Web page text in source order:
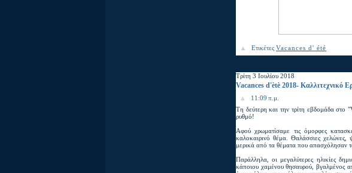
Ετικέτες Vacances d' été
Τρίτη 3 Ιουλίου 2018
Vacances d'ètè 2018- Καλλιτεχνικό
11:09 π.μ.
Τη δεύτερη και την τρίτη εβδομάδα στο
ρυθμό!
Αφού χρωματίσαμε τις όμορφες
καλοκαιρινό θέμα. Θαλάσσιες χελώνες,
μερικά από τα θέματα που απασχόλησαν
Παράλληλα, οι μεγαλύτερες ηλικίες
κάποιου χαμένου θησαυρού, βγαλμένος